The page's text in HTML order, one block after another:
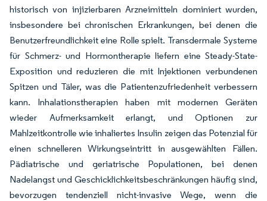
historisch von injizierbaren Arzneimitteln dominiert wurden,
insbesondere bei chronischen Erkrankungen, bei denen die
Benutzerfreundlichkeit eine Rolle spielt. Transdermale Systeme
für Schmerz- und Hormontherapie liefern eine Steady-State-
Exposition und reduzieren die mit Injektionen verbundenen
Spitzen und Täler, was die Patientenzufriedenheit verbessern
kann. Inhalationstherapien haben mit modernen Geräten
wieder Aufmerksamkeit erlangt, und Optionen zur
Mahlzeitkontrolle wie inhaliertes Insulin zeigen das Potenzial für
einen schnelleren Wirkungseintritt in ausgewählten Fällen.
Pädiatrische und geriatrische Populationen, bei denen
Nadelangst und Geschicklichkeitsbeschränkungen häufig sind,
bevorzugen tendenziell nicht-invasive Wege, wenn die